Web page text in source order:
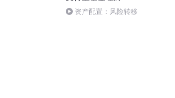
资产配置：风险转移